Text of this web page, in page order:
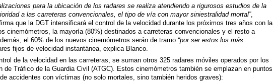
para la ubicación de los radares se realiza atendiendo a rigurosos estudios de la
a las carreteras convencionales, el tipo de vía con mayor siniestralidad mortal”,
que la DGT intensificará el control de la velocidad durante los próximos tres años con la
cinemómetros, la mayoría (80%) destinados a carreteras convencionales y el resto a
el 60% de los nuevos cinemómetros serán de tramo “por ser estos los más
fijos de velocidad instantánea, explica Blanco.
de la velocidad en las carreteras, se suman otros 325 radares móviles operados por los
de Tráfico de la Guardia Civil (ATGC). Estos cinemómetros también se emplazan en puntos
accidentes con víctimas (no solo mortales, sino también heridos graves):